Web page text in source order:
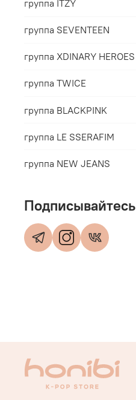
группа ITZY
группа SEVENTEEN
группа XDINARY HEROES
группа TWICE
группа BLACKPINK
группа LE SSERAFIM
группа NEW JEANS
Подписывайтесь